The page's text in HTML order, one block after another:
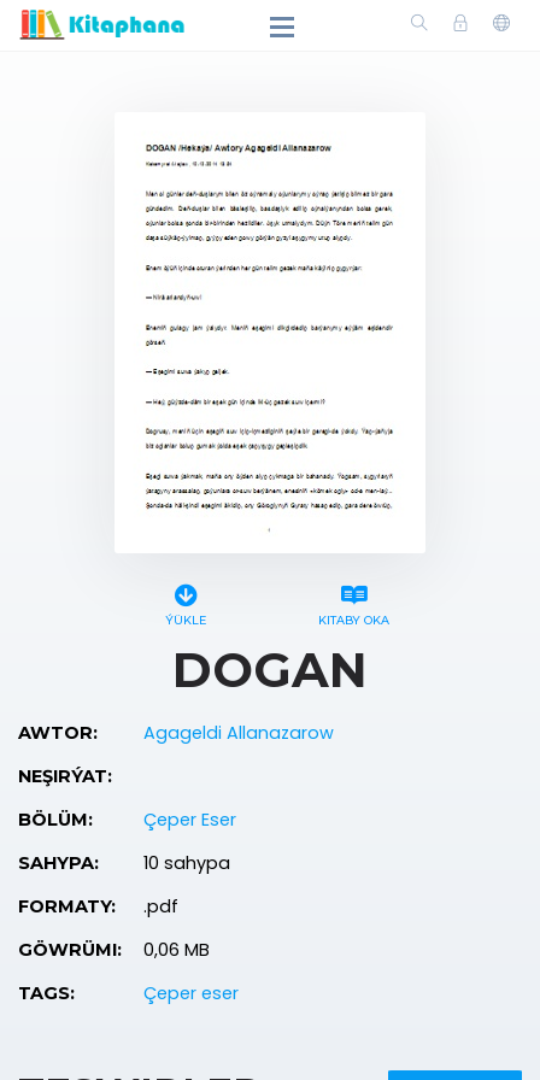
ÝÜKLE KITABY OKA
DOGAN
AWTOR: Agageldi Allanazarow
NEŞIRÝAT:
BÖLÜM:
Çeper Eser
SAHYPA: 10 sahypa
FORMATY: .pdf
GÖWRÜMI: 0,06 MB
TAGS: Çeper eser